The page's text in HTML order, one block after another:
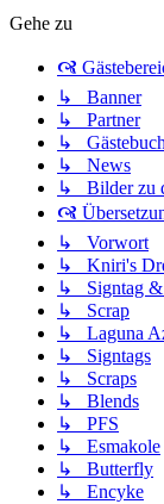
Gehe zu
🙧
↳ Banner
↳ Partner
↳ Gästebuch
↳ News
↳ Bilder zu
🙧
↳ Vorwort
↳ Kniri's
↳ Signtag &
↳ Scrap
↳ Laguna
↳ Signtags
↳ Scraps
↳ Blends
↳ PFS
↳ Esmakole
↳ Butterfly
↳ Encyke